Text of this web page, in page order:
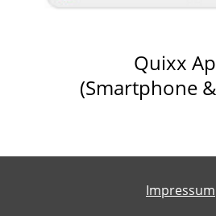
Quixx
(Smartphone
Impressum